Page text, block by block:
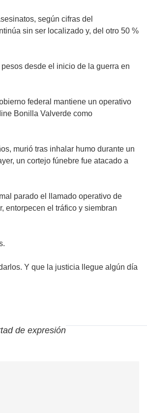
según cifras del
sin ser localizado y, del otro 50 %
desde el inicio de la guerra en
federal mantiene un operativo
Bonilla Valverde como
murió tras inhalar humo durante un
un cortejo fúnebre fue atacado a
parado el llamado operativo de
entorpecen el tráfico y siembran
Y que la justicia llegue algún día
de expresión